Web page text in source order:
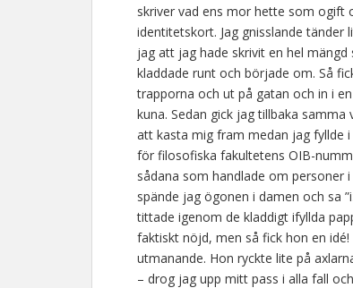
skriver vad ens mor hette som ogift
identitetskort. Jag gnisslande
jag att jag hade skrivit en hel
kladdade runt och började om. Så
trapporna och ut på gatan och in i
kuna. Sedan gick jag tillbaka
att kasta mig fram medan jag fyllde
för filosofiska fakultetens OIB-
sådana som handlade om personer
spände jag ögonen i damen och sa
tittade igenom de kladdigt ifyllda
faktiskt nöjd, men så fick hon en
utmanande. Hon ryckte lite på
– drog jag upp mitt pass i alla fall